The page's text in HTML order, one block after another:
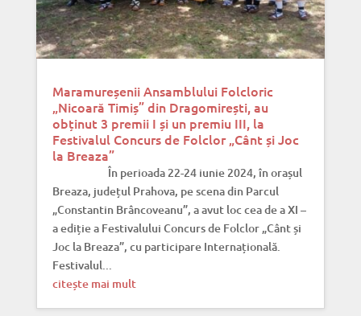
Maramureșenii Ansamblului Folcloric
„Nicoară Timiș” din Dragomirești, au
obținut 3 premii I și un premiu III, la
Festivalul Concurs de Folclor „Cânt și Joc
la Breaza”
În perioada 22-24 iunie 2024, în orașul
Breaza, județul Prahova, pe scena din Parcul
„Constantin Brâncoveanu”, a avut loc cea de a XI –
a ediție a Festivalului Concurs de Folclor „Cânt și
Joc la Breaza”, cu participare Internațională.
Festivalul...
citește mai mult